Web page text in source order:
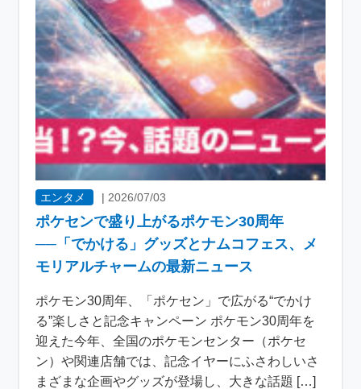
エンタメ | 2026/07/03
ポケセンで盛り上がるポケモン30周年
──「でかける」グッズとナムコフェス、メ
モリアルチャームの最新ニュース
ポケモン30周年、「ポケセン」で広がる“でかけ
る”楽しさと記念キャンペーン ポケモン30周年を
迎えた今年、全国のポケモンセンター（ポケセ
ン）や関連店舗では、記念イヤーにふさわしいさ
まざまな企画やグッズが登場し、大きな話題 […]